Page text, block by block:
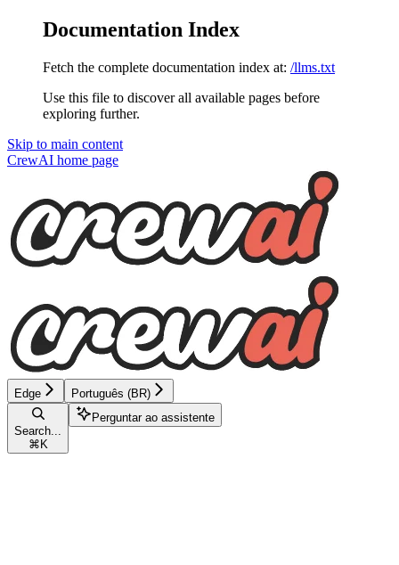
Documentation Index
Fetch the complete documentation index at: /llms.txt
Use this file to discover all available pages before
exploring further.
Skip to main content
CrewAI home page
Edge Português (BR)
Search...
⌘ K
Perguntar ao assistente